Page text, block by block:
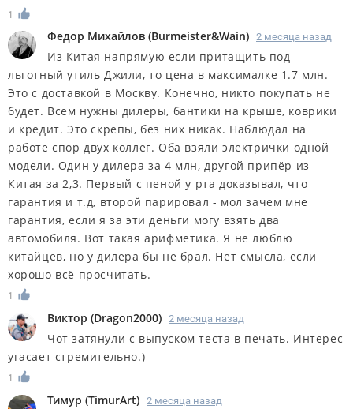
1
Федор Михайлов (Burmeister&Wain) 2 месяца назад
Из Китая напрямую если притащить под
льготный утиль Джили, то цена в максималке 1.7 млн.
Это с доставкой в Москву. Конечно, никто покупать не
будет. Всем нужны дилеры, бантики на крыше, коврики
и кредит. Это скрепы, без них никак. Наблюдал на
работе спор двух коллег. Оба взяли электрички одной
модели. Один у дилера за 4 млн, другой припёр из
Китая за 2,3. Первый с пеной у рта доказывал, что
гарантия и т.д, второй парировал - мол зачем мне
гарантия, если я за эти деньги могу взять два
автомобиля. Вот такая арифметика. Я не люблю
китайцев, но у дилера бы не брал. Нет смысла, если
хорошо всё просчитать.
1
Виктор (Dragon2000) 2 месяца назад
Чот затянули с выпуском теста в печать. Интерес
угасает стремительно.)
1
Тимур (TimurArt) 2 месяца назад